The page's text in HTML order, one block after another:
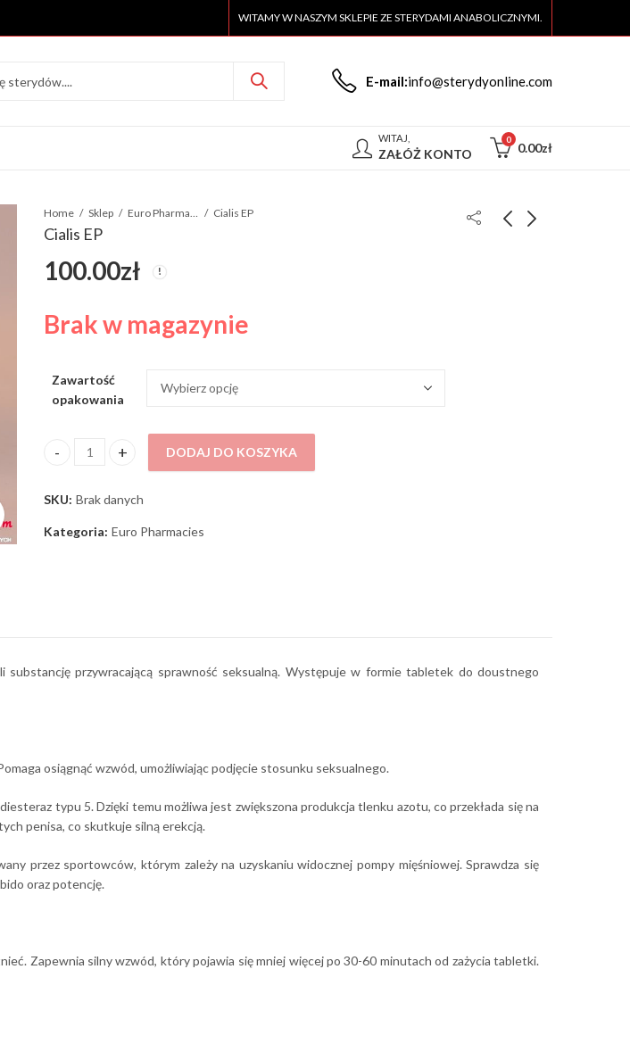
WITAMY W NASZYM SKLEPIE ZE STERYDAMI ANABOLICZNYMI.
E-mail:info@sterydyonline.com
WITAJ,
ZAŁÓŻ KONTO
0
0.00zł
Home Sklep Euro Pharmacies Cialis EP
Cialis EP
100.00zł
Brak w magazynie
Zawartość
opakowania
Cialis EP ilość
DODAJ DO KOSZYKA
SKU: Brak danych
Kategoria: Euro Pharmacies
substancję przywracającą sprawność seksualną. Występuje w formie tabletek do doustnego
osiągnąć wzwód, umożliwiając podjęcie stosunku seksualnego.
typu 5. Dzięki temu możliwa jest zwiększona produkcja tlenku azotu, co przekłada się na
penisa, co skutkuje silną erekcją.
przez sportowców, którym zależy na uzyskaniu widocznej pompy mięśniowej. Sprawdza się
oraz potencję.
Zapewnia silny wzwód, który pojawia się mniej więcej po 30-60 minutach od zażycia tabletki.